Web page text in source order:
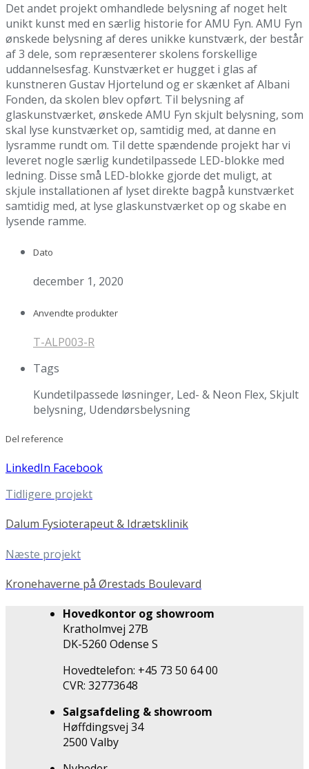
Det andet projekt omhandlede belysning af noget helt
unikt kunst med en særlig historie for AMU Fyn. AMU Fyn
ønskede belysning af deres unikke kunstværk, der består
af 3 dele, som repræsenterer skolens forskellige
uddannelsesfag. Kunstværket er hugget i glas af
kunstneren Gustav Hjortelund og er skænket af Albani
Fonden, da skolen blev opført. Til belysning af
glaskunstværket, ønskede AMU Fyn skjult belysning, som
skal lyse kunstværket op, samtidig med, at danne en
lysramme rundt om. Til dette spændende projekt har vi
leveret nogle særlig kundetilpassede LED-blokke med
ledning. Disse små LED-blokke gjorde det muligt, at
skjule installationen af lyset direkte bagpå kunstværket
samtidig med, at lyse glaskunstværket op og skabe en
lysende ramme.
Dato
december 1, 2020
Anvendte produkter
T-ALP003-R
Tags
Kundetilpassede løsninger, Led- & Neon Flex, Skjult
belysning, Udendørsbelysning
Del reference
LinkedIn Facebook
Tidligere projekt
Dalum Fysioterapeut & Idrætsklinik
Næste projekt
Kronehaverne på Ørestads Boulevard
Hovedkontor og showroom
Kratholmvej 27B
DK-5260 Odense S
Hovedtelefon: +45 73 50 64 00
CVR: 32773648
Salgsafdeling & showroom
Høffdingsvej 34
2500 Valby